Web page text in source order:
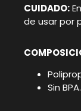
CUIDADO:
de usar por
Sin BPA.